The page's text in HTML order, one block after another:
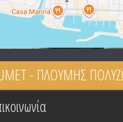
- ΠΛΟΥΜΗΣ
group καταχώρησης